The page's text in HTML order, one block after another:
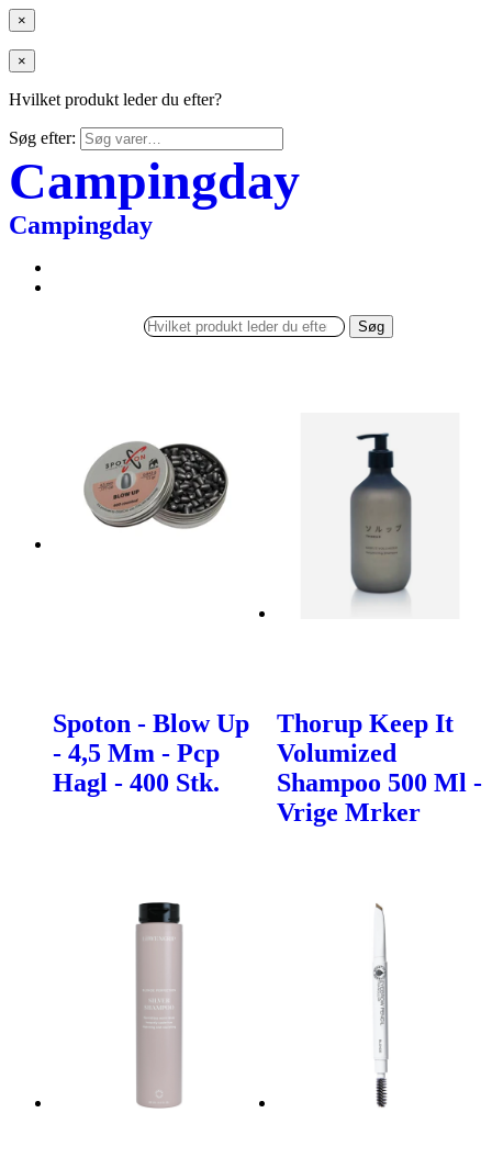
×
×
Hvilket produkt leder du efter?
Søg efter:
Campingday
Campingday
Søg
Spoton - Blow Up
- 4,5 Mm - Pcp
Hagl - 400 Stk.
Thorup Keep It
Volumized
Shampoo 500 Ml -
Vrige Mrker